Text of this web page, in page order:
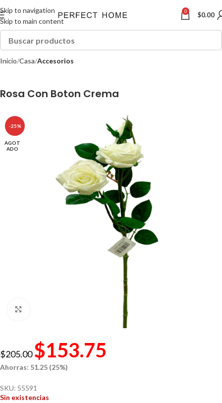
Skip to navigation
Skip to main content
0 $0.00
Inicio Casa Accesorios
Rosa Con Boton Crema
-25%
AGOT
ADO
$205.00 $153.75
Ahorras: 51.25 (25%)
SKU: 55591
Sin existencias